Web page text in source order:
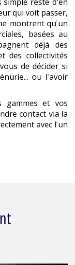
qui voit passer,
montrent qu'un
basées au
déjà des
des collectivités
de décider si
ou l'avoir
gammes et vos
contact via la
avec l'un